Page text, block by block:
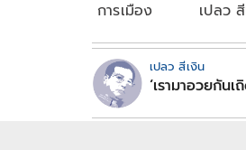
การเมือง เปลว
เปลว สีเงิน
‘เรามาอวยกันเ